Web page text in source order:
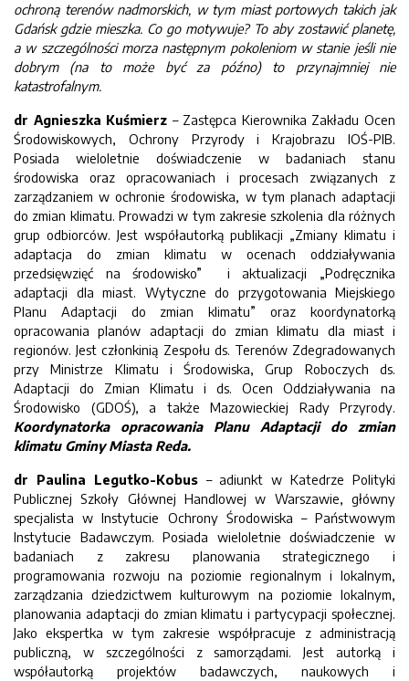
ochroną terenów nadmorskich, w tym miast portowych takich jak
Gdańsk gdzie mieszka. Co go motywuje? To aby zostawić planetę,
a w szczególności morza następnym pokoleniom w stanie jeśli nie
dobrym (na to może być za późno) to przynajmniej nie
katastrofalnym.
dr Agnieszka Kuśmierz – Zastępca Kierownika Zakładu Ocen
Środowiskowych, Ochrony Przyrody i Krajobrazu IOŚ-PIB.
Posiada wieloletnie doświadczenie w badaniach stanu
środowiska oraz opracowaniach i procesach związanych z
zarządzaniem w ochronie środowiska, w tym planach adaptacji
do zmian klimatu. Prowadzi w tym zakresie szkolenia dla różnych
grup odbiorców. Jest współautorką publikacji „Zmiany klimatu i
adaptacja do zmian klimatu w ocenach oddziaływania
przedsięwzięć na środowisko” i aktualizacji „Podręcznika
adaptacji dla miast. Wytyczne do przygotowania Miejskiego
Planu Adaptacji do zmian klimatu” oraz koordynatorką
opracowania planów adaptacji do zmian klimatu dla miast i
regionów. Jest członkinią Zespołu ds. Terenów Zdegradowanych
przy Ministrze Klimatu i Środowiska, Grup Roboczych ds.
Adaptacji do Zmian Klimatu i ds. Ocen Oddziaływania na
Środowisko (GDOŚ), a także Mazowieckiej Rady Przyrody.
Koordynatorka opracowania Planu Adaptacji do zmian
klimatu Gminy Miasta Reda.
dr Paulina Legutko-Kobus– adiunkt w Katedrze Polityki
Publicznej Szkoły Głównej Handlowej w Warszawie, główny
specjalista w Instytucie Ochrony Środowiska – Państwowym
Instytucie Badawczym. Posiada wieloletnie doświadczenie w
badaniach z zakresu planowania strategicznego i
programowania rozwoju na poziomie regionalnym i lokalnym,
zarządzania dziedzictwem kulturowym na poziomie lokalnym,
planowania adaptacji do zmian klimatu i partycypacji społecznej.
Jako ekspertka w tym zakresie współpracuje z administracją
publiczną, w szczególności z samorządami. Jest autorką i
współautorką projektów badawczych, naukowych i